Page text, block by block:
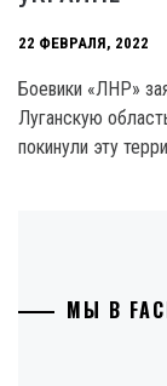
22 ФЕВРАЛЯ, 2022
Боевики «ЛНР»
Луганскую
покинули эту
МЫ В